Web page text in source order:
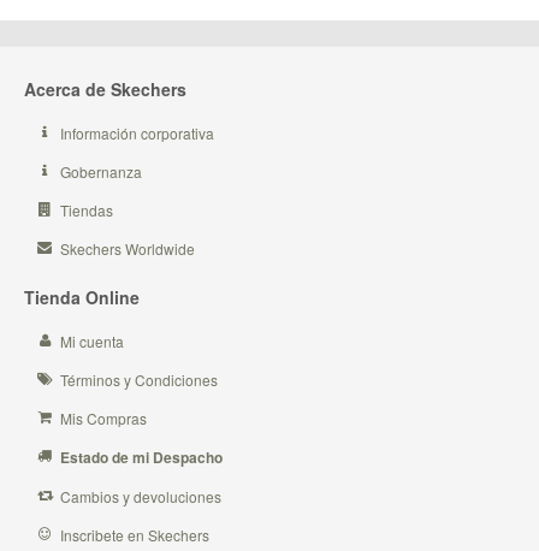
Acerca de Skechers
Información corporativa
Gobernanza
Tiendas
Skechers Worldwide
Tienda Online
Mi cuenta
Términos y Condiciones
Mis Compras
Estado de mi Despacho
Cambios y devoluciones
Inscribete en Skechers